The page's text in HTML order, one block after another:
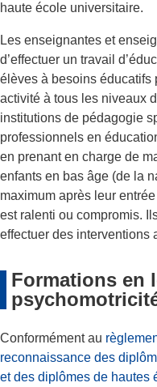
haute école universitaire.
Les enseignantes et
d’effectuer un travail
élèves à besoins éducatifs
activité à tous les niveaux
institutions de pédagogie
professionnels en
en prenant en charge de
enfants en bas âge (de la
maximum après leur
est ralenti ou compromis.
effectuer des interventions
Formations en
Conformément au
reconnaissance des
et des diplômes de hautes